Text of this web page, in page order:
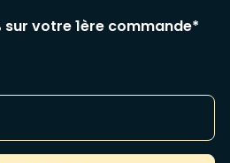
sur votre 1ère commande*